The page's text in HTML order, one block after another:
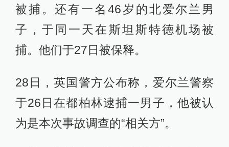
被捕。还有一名46岁的北爱尔兰男
子，于同一天在斯坦斯特德机场被
捕。他们于27日被保释。
28日，英国警方公布称，爱尔兰警察
于26日在都柏林逮捕一男子，他被认
为是本次事故调查的“相关方”。